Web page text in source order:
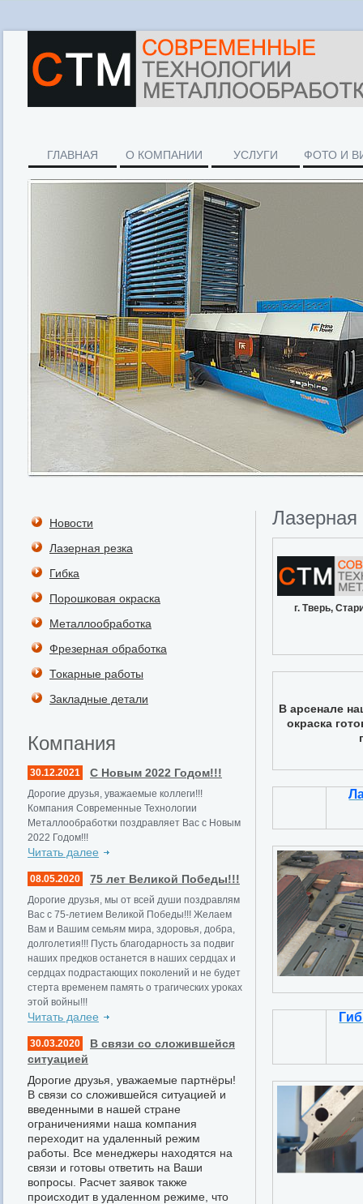
ГЛАВНАЯ О КОМПАНИИ УСЛУГИ ФОТО И
Новости
Лазерная резка
Гибка
Порошковая окраска
Металлообработка
Фрезерная обработка
Токарные работы
Закладные детали
Компания
30.12.2021 С Новым 2022 Годом!!!
Дорогие друзья, уважаемые коллеги!!!
Компания Современные Технологии
Металлообработки поздравляет Вас с Новым
2022 Годом!!!
Читать далее
08.05.2020 75 лет Великой Победы!!!
Дорогие друзья, мы от всей души поздравлям
Вас с 75-летием Великой Победы!!! Желаем
Вам и Вашим семьям мира, здоровья, добра,
долголетия!!! Пусть благодарность за подвиг
наших предков останется в наших сердцах и
сердцах подрастающих поколений и не будет
стерта временем память о трагических уроках
этой войны!!!
Читать далее
30.03.2020
В связи со сложившейся
ситуацией
Дорогие друзья, уважаемые партнёры!
В связи со сложившейся ситуацией и
введенными в нашей стране
ограничениями наша компания
переходит на удаленный режим
работы. Все менеджеры находятся на
связи и готовы ответить на Ваши
вопросы. Расчет заявок также
происходит в удаленном режиме, что
Лазерная
г. Тверь,
В арсенале
окраска